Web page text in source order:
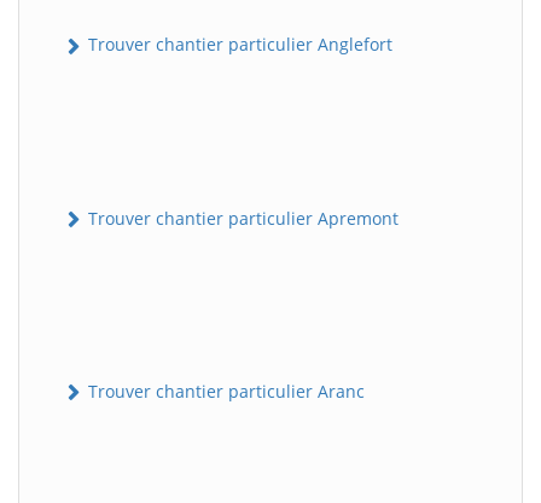
Trouver chantier particulier Anglefort
Trouver chantier particulier Apremont
Trouver chantier particulier Aranc